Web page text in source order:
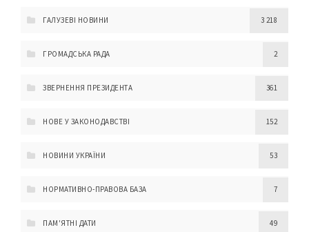
ГАЛУЗЕВІ НОВИНИ 3 218
ГРОМАДСЬКА РАДА 2
ЗВЕРНЕННЯ ПРЕЗИДЕНТА 361
НОВЕ У ЗАКОНОДАВСТВІ 152
НОВИНИ УКРАЇНИ 53
НОРМАТИВНО-ПРАВОВА БАЗА 7
ПАМ'ЯТНІ ДАТИ 49